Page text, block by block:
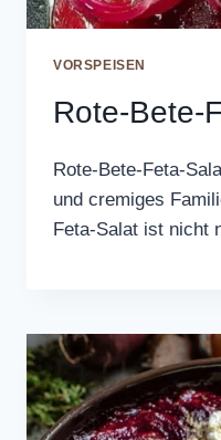
VORSPEISEN
Rote-Bete-
Rote-Bete-Feta-
und cremiges
Feta-Salat ist nicht